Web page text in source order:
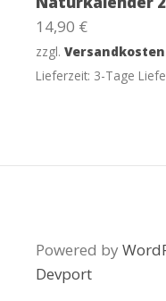
14,90 €
zzgl. Versandkosten
Lieferzeit: 3-Tage
Powered by
Devport